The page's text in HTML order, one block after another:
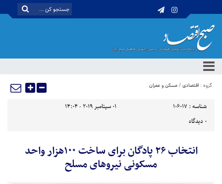
گروه : اقتصادی/مسکن و عمران
شناسه : 106017
01 سپتامبر 2019 - 14:04
0 دیدگاه
انتخاب ۲۶ پادگان برای ساخت ۱۰۰هزار واحد
مسکونی نیروهای مسلح